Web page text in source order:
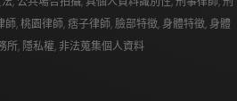
師,桃園律師,痞子律師,臉部特徵, 身體特徵, 身體
所, 隱私權, 非法蒐集個人資料